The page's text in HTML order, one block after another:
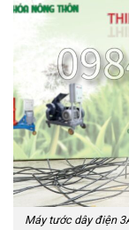
Máy tước dây điện